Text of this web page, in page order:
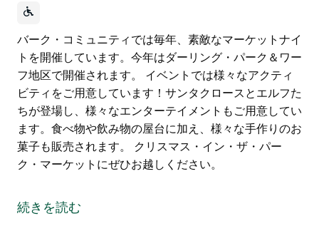
バーク・コミュニティでは毎年、素敵なマーケットナイ
トを開催しています。今年はダーリング・パーク＆ワー
フ地区で開催されます。 イベントでは様々なアクティ
ビティをご用意しています！サンタクロースとエルフた
ちが登場し、様々なエンターテイメントもご用意してい
ます。食べ物や飲み物の屋台に加え、様々な手作りのお
菓子も販売されます。 クリスマス・イン・ザ・パー
ク・マーケットにぜひお越しください。
トを開催しています。今年はダーリング・パーク＆ワー
フ地区で開催されます。
続きを読む